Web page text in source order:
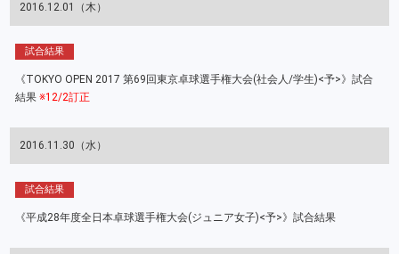
2016.12.01（木）
試合結果
《TOKYO OPEN 2017 第69回東京卓球選手権大会(社会人/学生)<予>》試合
結果 ※12/2訂正
2016.11.30（水）
試合結果
《平成28年度全日本卓球選手権大会(ジュニア女子)<予>》試合結果